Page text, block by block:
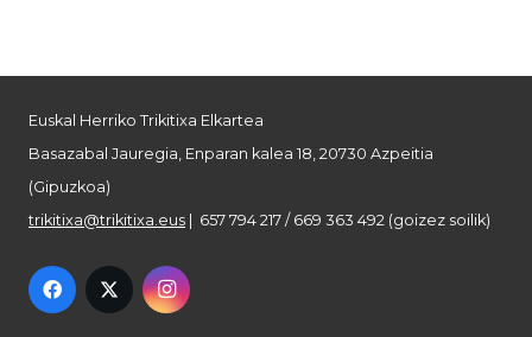
Euskal Herriko Trikitixa Elkartea
Basazabal Jauregia, Enparan kalea 18, 20730 Azpeitia
(Gipuzkoa)
trikitixa@trikitixa.eus | 657 794 217 / 669 363 492 (goizez soilik)